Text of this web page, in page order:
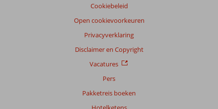
Cookiebeleid
Open cookievoorkeuren
Privacyverklaring
Disclaimer en Copyright
Vacatures
Pers
Pakketreis boeken